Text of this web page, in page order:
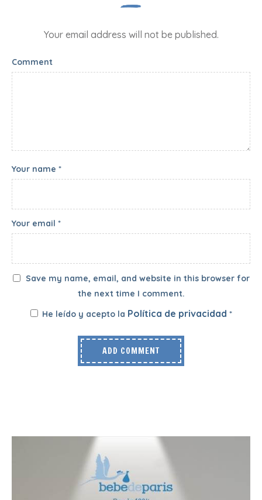
Your email address will not be published.
Comment
Your name *
Your email *
Save my name, email, and website in this browser for
the next time I comment.
He leído y acepto la Política de privacidad *